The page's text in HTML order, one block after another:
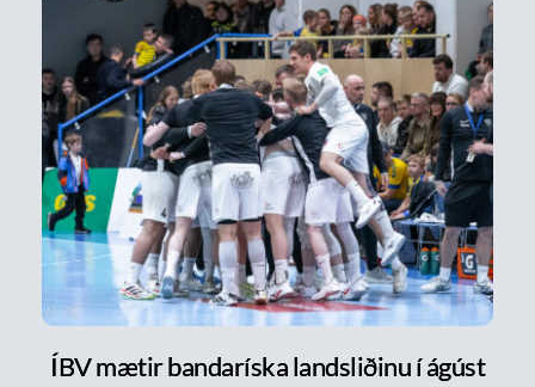
ÍBV mætir bandaríska landsliðinu í ágúst